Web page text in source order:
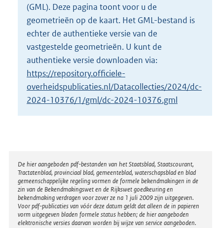
t
e
5
5
9
(GML). Deze pagina toont voor u de
geometrieën op de kaart. Het GML-bestand is
echter de authentieke versie van de
vastgestelde geometrieën. U kunt de
authentieke versie downloaden via:
https://repository.officiele-
overheidspublicaties.nl/Datacollecties/2024/dc-
2024-10376/1/gml/dc-2024-10376.gml
Disclaimer
De hier aangeboden pdf-bestanden van het Staatsblad, Staatscourant,
Tractatenblad, provinciaal blad, gemeenteblad, waterschapsblad en blad
gemeenschappelijke regeling vormen de formele bekendmakingen in de
zin van de Bekendmakingswet en de Rijkswet goedkeuring en
bekendmaking verdragen voor zover ze na 1 juli 2009 zijn uitgegeven.
Voor pdf-publicaties van vóór deze datum geldt dat alleen de in papieren
vorm uitgegeven bladen formele status hebben; de hier aangeboden
elektronische versies daarvan worden bij wijze van service aangeboden.